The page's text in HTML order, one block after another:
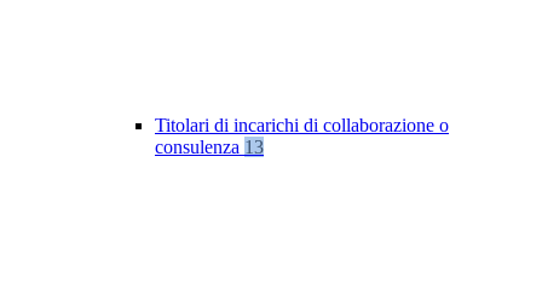
Titolari di incarichi di collaborazione o
consulenza 13